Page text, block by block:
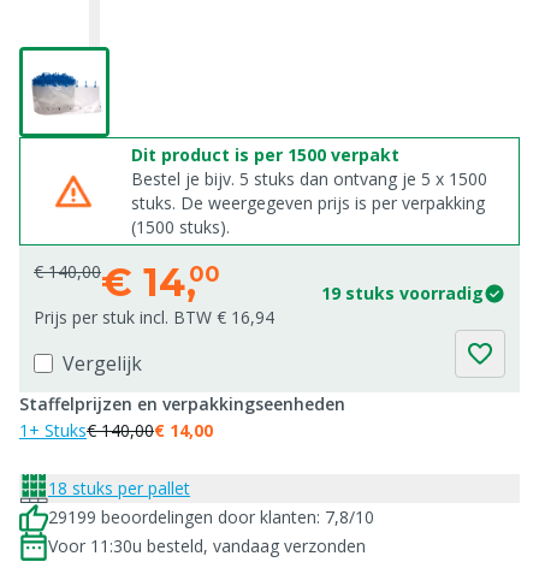
Dit product is per 1500 verpakt
Bestel je bijv. 5 stuks dan ontvang je 5 x 1500
stuks. De weergegeven prijs is per verpakking
(1500 stuks).
€ 140,00€ 14,00
19 stuks voorradig
Prijs per stuk incl. BTW € 16,94
Vergelijk
Staffelprijzen en verpakkingseenheden
1+ Stuks€ 140,00€ 14,00
18 stuks per pallet
29199 beoordelingen door klanten: 7,8/10
Voor 11:30u besteld, vandaag verzonden